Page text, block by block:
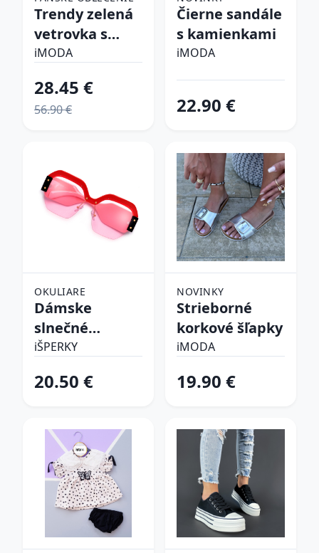
Trendy zelená
vetrovka s
kapucňou
iMODA
28.45 €
56.90 €
Čierne sandále
s kamienkami
iMODA
22.90 €
OKULIARE
Dámske
slnečné
okuliare
iŠPERKY
20.50 €
NOVINKY
Strieborné
korkové šľapky
iMODA
19.90 €